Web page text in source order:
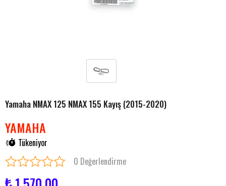
Yamaha NMAX 125 NMAX 155 Kayış (2015-2020)
YAMAHA
Tükeniyor
0 Değerlendirme